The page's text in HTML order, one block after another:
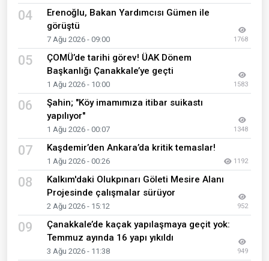
04
Erenoğlu, Bakan Yardımcısı Gümen ile
görüştü
7 Ağu 2026 - 09:00 1768
05
ÇOMÜ’de tarihi görev! ÜAK Dönem
Başkanlığı Çanakkale’ye geçti
1 Ağu 2026 - 10:00 1583
06
Şahin; "Köy imamımıza itibar suikastı
yapılıyor"
1 Ağu 2026 - 00:07 1348
07 Kaşdemir’den Ankara’da kritik temaslar!
1 Ağu 2026 - 00:26 1192
08
Kalkım'daki Olukpınarı Göleti Mesire Alanı
Projesinde çalışmalar sürüyor
2 Ağu 2026 - 15:12 952
09
Çanakkale’de kaçak yapılaşmaya geçit yok:
Temmuz ayında 16 yapı yıkıldı
3 Ağu 2026 - 11:38 949